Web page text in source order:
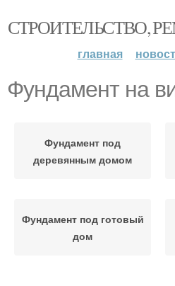
СТРОИТЕЛЬСТВО,
главная
Фундамент на
Фундамент под
деревянным домом
Фундамент под готовый
дом